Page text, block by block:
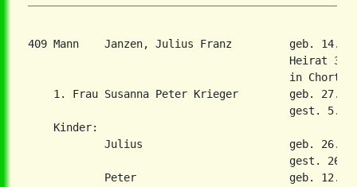
409 Mann    Janzen, Julius Franz         geb. 14.
Heirat 3.
in
1. Frau Susanna Peter Krieger        geb. 27.
gest. 5.
    Kinder:
Julius                       geb. 26.
gest. 26.
Peter                        geb. 12.